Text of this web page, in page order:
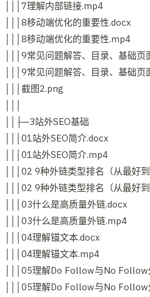
│││7理解内部链接.mp4
│││8移动端优化的重要性.docx
│││8移动端优化的重要性.mp4
│││9常见问题解答、目录、基础
│││9常见问题解答、目录、基础
│││截图2.png
││├─3站外SEO基础
│││01站外SEO简介.docx
│││01站外SEO简介.mp4
│││02 9种外链类型排名（从最好
│││02 9种外链类型排名（从最好
│││03什么是高质量外链.docx
│││03什么是高质量外链.mp4
│││04理解锚文本.docx
│││04理解锚文本.mp4
│││05理解Do Follow与No Follow
│││05理解Do Follow与No